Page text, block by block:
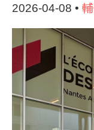
2026-04-08 •